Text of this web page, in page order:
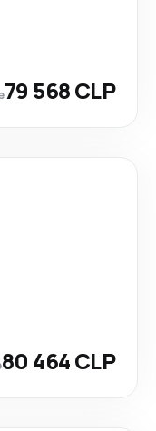
79 568 CLP
80 464 CLP